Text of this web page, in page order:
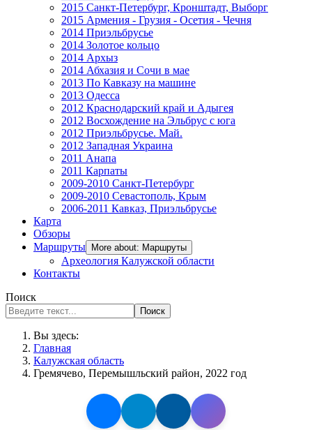
2015 Санкт-Петербург, Кронштадт, Выборг
2015 Армения - Грузия - Осетия - Чечня
2014 Приэльбрусье
2014 Золотое кольцо
2014 Архыз
2014 Абхазия и Сочи в мае
2013 По Кавказу на машине
2013 Одесса
2012 Краснодарский край и Адыгея
2012 Восхождение на Эльбрус с юга
2012 Приэльбрусье. Май.
2012 Западная Украина
2011 Анапа
2011 Карпаты
2009-2010 Санкт-Петербург
2009-2010 Севастополь, Крым
2006-2011 Кавказ, Приэльбрусье
Карта
Обзоры
Маршруты
More about: Маршруты
Археология Калужской области
Контакты
Поиск
Поиск
Вы здесь:
Главная
Калужская область
Гремячево, Перемышльский район, 2022 год